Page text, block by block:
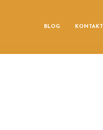
BLOG KONTAKT